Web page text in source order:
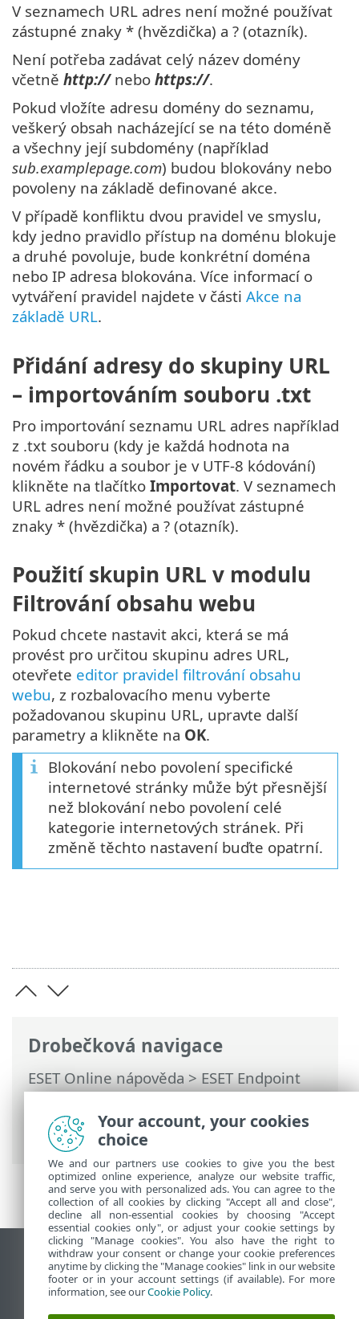
Drobečková navigace
ESET Online nápověda>ESET Endpoint
Security>Rozšířená nastavení>Ochrany
Ochrana přístupu na web>Filtrování
obsahu webu> Editor skupiny URL
V seznamech URL adres není možné používat
zástupné znaky * (hvězdička) a ? (otazník).
Není potřeba zadávat celý název domény
včetně http://nebo https://.
Pokud vložíte adresu domény do seznamu,
veškerý obsah nacházející se na této doméně
a všechny její subdomény (například
sub.examplepage.com) budou blokovány nebo
povoleny na základě definované akce.
V případě konfliktu dvou pravidel ve smyslu,
kdy jedno pravidlo přístup na doménu blokuje
a druhé povoluje, bude konkrétní doména
nebo IP adresa blokována. Více informací o
vytváření pravidel najdete v části Akce na
základě URL.
Přidání adresy do skupiny URL
– importováním souboru .txt
Pro importování seznamu URL adres například
z .txt souboru (kdy je každá hodnota na
novém řádku a soubor je v UTF-8 kódování)
klikněte na tlačítko Importovat. V seznamech
URL adres není možné používat zástupné
znaky * (hvězdička) a ? (otazník).
Použití skupin URL v modulu
Filtrování obsahu webu
Pokud chcete nastavit akci, která se má
provést pro určitou skupinu adres URL,
otevřete editor pravidel filtrování obsahu
webu, z rozbalovacího menu vyberte
požadovanou skupinu URL, upravte další
parametry a klikněte na OK.
Blokování nebo povolení specifické
internetové stránky může být přesnější
než blokování nebo povolení celé
kategorie internetových stránek. Při
změně těchto nastavení buďte opatrní.
Zobrazit verzi pro počítač
End of Life
ESET Databáze znalostí
Your account, your cookies
choice
We and our partners use cookies to give you the best
optimized online experience, analyze our website traffic,
and serve you with personalized ads. You can agree to the
collection of all cookies by clicking "Accept all and close",
decline all non-essential cookies by choosing "Accept
essential cookies only", or adjust your cookie settings by
clicking "Manage cookies". You also have the right to
withdraw your consent or change your cookie preferences
anytime by clicking the "Manage cookies" link in our website
footer or in your account settings (if available). For more
information, see ourCookie Policy.